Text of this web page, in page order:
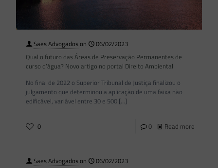
Saes Advogadoson
06/02/2023
Qual o futuro das Áreas de Preservação Permanentes de
curso d’água? Novo artigo no portal Direito Ambiental
No final de 2022 o Superior Tribunal de Justiça finalizou o
julgamento que determinou a aplicação de uma faixa não
edificável, variável entre 30 e 500 […]
0 0 Read more
Saes Advogadoson
06/02/2023